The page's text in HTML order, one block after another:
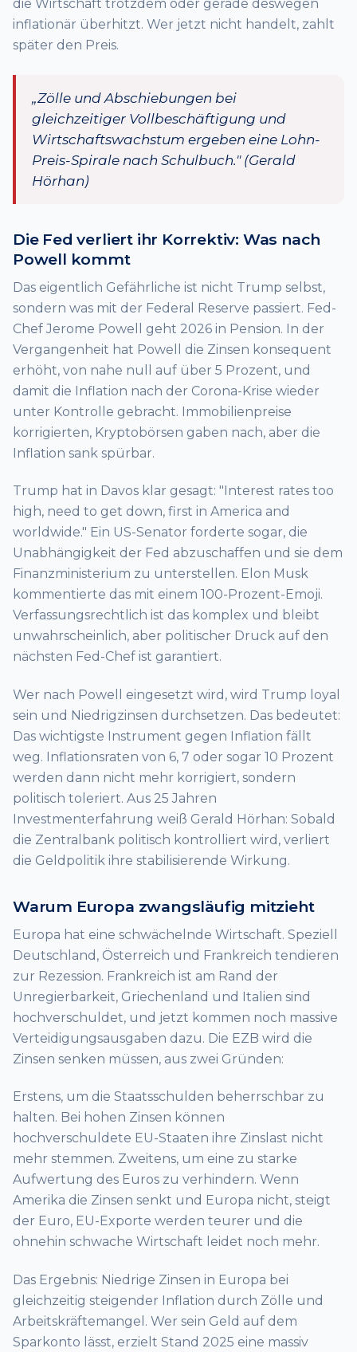
die Wirtschaft trotzdem oder gerade deswegen
inflationär überhitzt. Wer jetzt nicht handelt, zahlt
später den Preis.
„Zölle und Abschiebungen bei
gleichzeitiger Vollbeschäftigung und
Wirtschaftswachstum ergeben eine Lohn-
Preis-Spirale nach Schulbuch." (Gerald
Hörhan)
Die Fed verliert ihr Korrektiv: Was nach
Powell kommt
Das eigentlich Gefährliche ist nicht Trump selbst,
sondern was mit der Federal Reserve passiert. Fed-
Chef Jerome Powell geht 2026 in Pension. In der
Vergangenheit hat Powell die Zinsen konsequent
erhöht, von nahe null auf über 5 Prozent, und
damit die Inflation nach der Corona-Krise wieder
unter Kontrolle gebracht. Immobilienpreise
korrigierten, Kryptobörsen gaben nach, aber die
Inflation sank spürbar.
Trump hat in Davos klar gesagt: "Interest rates too
high, need to get down, first in America and
worldwide." Ein US-Senator forderte sogar, die
Unabhängigkeit der Fed abzuschaffen und sie dem
Finanzministerium zu unterstellen. Elon Musk
kommentierte das mit einem 100-Prozent-Emoji.
Verfassungsrechtlich ist das komplex und bleibt
unwahrscheinlich, aber politischer Druck auf den
nächsten Fed-Chef ist garantiert.
Wer nach Powell eingesetzt wird, wird Trump loyal
sein und Niedrigzinsen durchsetzen. Das bedeutet:
Das wichtigste Instrument gegen Inflation fällt
weg. Inflationsraten von 6, 7 oder sogar 10 Prozent
werden dann nicht mehr korrigiert, sondern
politisch toleriert. Aus 25 Jahren
Investmenterfahrung weiß Gerald Hörhan: Sobald
die Zentralbank politisch kontrolliert wird, verliert
die Geldpolitik ihre stabilisierende Wirkung.
Warum Europa zwangsläufig mitzieht
Europa hat eine schwächelnde Wirtschaft. Speziell
Deutschland, Österreich und Frankreich tendieren
zur Rezession. Frankreich ist am Rand der
Unregierbarkeit, Griechenland und Italien sind
hochverschuldet, und jetzt kommen noch massive
Verteidigungsausgaben dazu. Die EZB wird die
Zinsen senken müssen, aus zwei Gründen:
Erstens, um die Staatsschulden beherrschbar zu
halten. Bei hohen Zinsen können
hochverschuldete EU-Staaten ihre Zinslast nicht
mehr stemmen. Zweitens, um eine zu starke
Aufwertung des Euros zu verhindern. Wenn
Amerika die Zinsen senkt und Europa nicht, steigt
der Euro, EU-Exporte werden teurer und die
ohnehin schwache Wirtschaft leidet noch mehr.
Das Ergebnis: Niedrige Zinsen in Europa bei
gleichzeitig steigender Inflation durch Zölle und
Arbeitskräftemangel. Wer sein Geld auf dem
Sparkonto lässt, erzielt Stand 2025 eine massiv